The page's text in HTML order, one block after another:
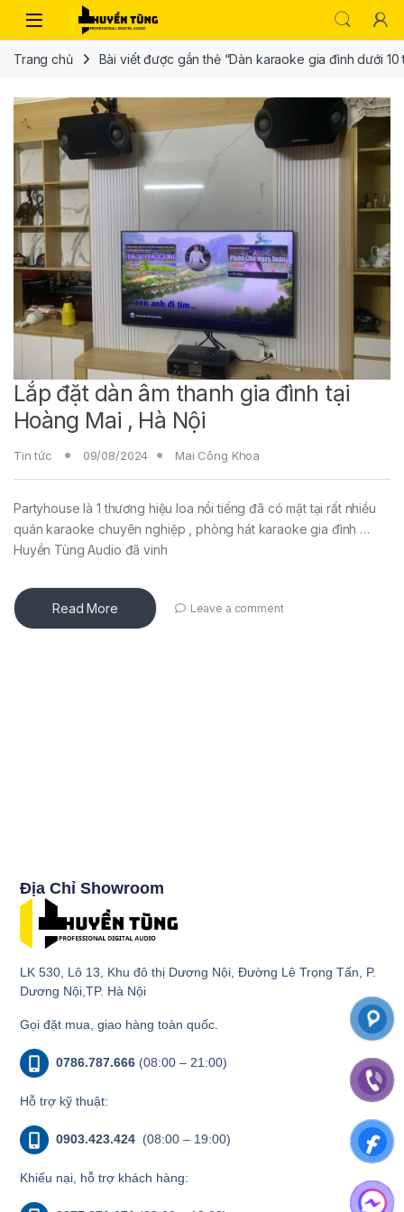
Trang chủ Bài viết được gắn thẻ “Dàn karaoke gia đình dưới 10
Lắp đặt dàn âm thanh gia đình tại
Hoàng Mai , Hà Nội
Tin tức 09/08/2024 Mai Công Khoa
Partyhouse là 1 thương hiệu loa nổi tiếng đã có mặt tại rất nhiều
quán karaoke chuyên nghiệp , phòng hát karaoke gia đình …
Huyền Tùng Audio đã vinh
Read More Leave a comment
Địa Chỉ Showroom
LK 530, Lô 13, Khu đô thị Dương Nội, Đường Lê Trọng Tấn, P.
Dương Nội,TP. Hà Nội
Gọi đặt mua, giao hàng toàn quốc.
0786.787.666 (08:00 – 21:00)
Hỗ trợ kỹ thuật:
0903.423.424 (08:00 – 19:00)
Khiếu nại, hỗ trợ khách hàng: